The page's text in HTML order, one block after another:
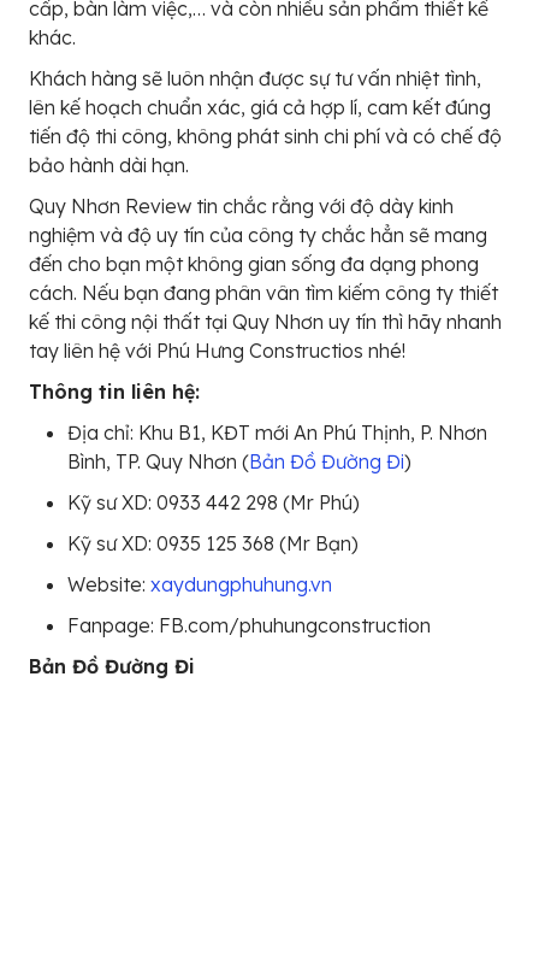
cấp, bàn làm việc,… và còn nhiều sản phẩm thiết kế
khác.
Khách hàng sẽ luôn nhận được sự tư vấn nhiệt tình,
lên kế hoạch chuẩn xác, giá cả hợp lí, cam kết đúng
tiến độ thi công, không phát sinh chi phí và có chế độ
bảo hành dài hạn.
Quy Nhơn Review tin chắc rằng với độ dày kinh
nghiệm và độ uy tín của công ty chắc hẳn sẽ mang
đến cho bạn một không gian sống đa dạng phong
cách. Nếu bạn đang phân vân tìm kiếm công ty thiết
kế thi công nội thất tại Quy Nhơn uy tín thì hãy nhanh
tay liên hệ với Phú Hưng Constructios nhé!
Thông tin liên hệ:
Địa chỉ: Khu B1, KĐT mới An Phú Thịnh, P. Nhơn
Bình, TP. Quy Nhơn (Bản Đồ Đường Đi)
Kỹ sư XD: 0933 442 298 (Mr Phú)
Kỹ sư XD: 0935 125 368 (Mr Bạn)
Website: xaydungphuhung.vn
Fanpage: FB.com/phuhungconstruction
Bản Đồ Đường Đi